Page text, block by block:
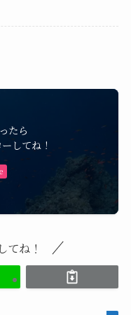
たら
してね！
てね！